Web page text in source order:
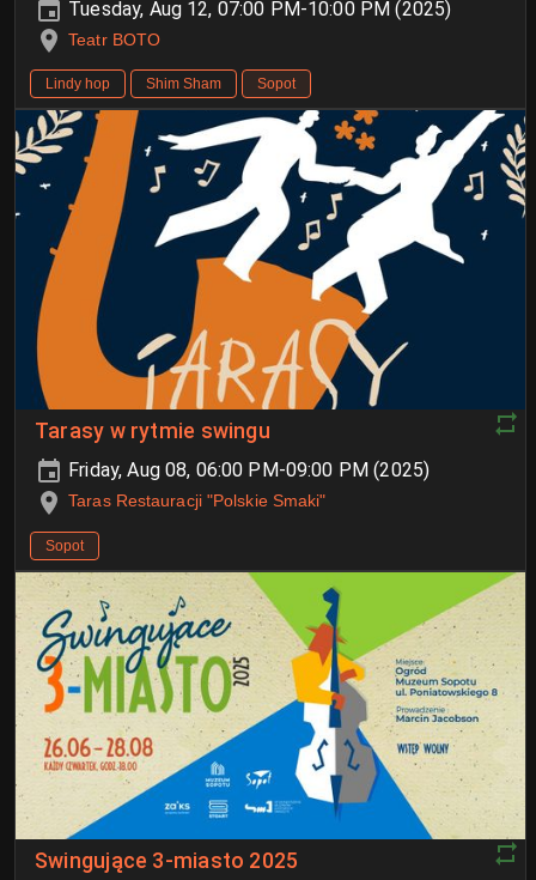
Tuesday, Aug 12, 07:00 PM-10:00 PM (2025)
Teatr BOTO
Lindy hop Shim Sham Sopot
Tarasy w rytmie swingu
Friday, Aug 08, 06:00 PM-09:00 PM (2025)
Taras Restauracji "Polskie Smaki"
Sopot
Swingujące 3-miasto 2025